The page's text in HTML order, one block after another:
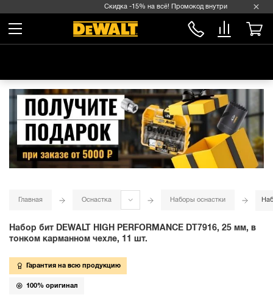
Скидка -15% на всё! Промокод внутри →
Главная Оснастка Наборы оснастки
Набор бит DEWALT HIGH PERFORMANCE DT7916, 25 мм, в
тонком карманном чехле, 11 шт.
Гарантия на всю продукцию
100% оригинал